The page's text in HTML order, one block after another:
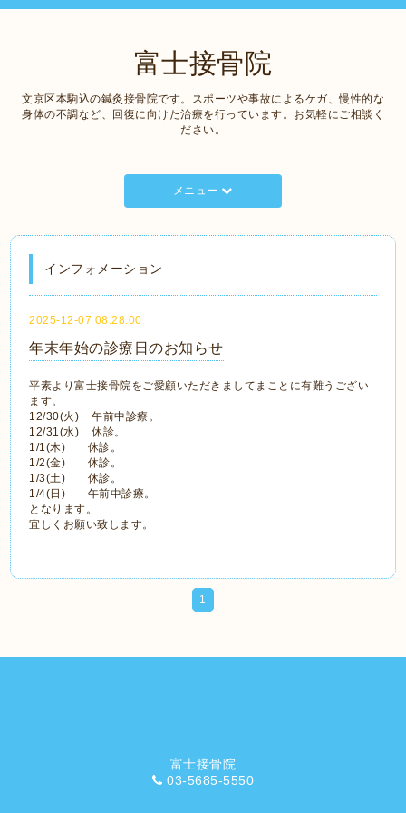
富士接骨院
文京区本駒込の鍼灸接骨院です。スポーツや事故によるケガ、慢性的な
身体の不調など、回復に向けた治療を行っています。お気軽にご相談く
ださい。
メニュー
インフォメーション
2025-12-07 08:28:00
年末年始の診療日のお知らせ
平素より富士接骨院をご愛顧いただきましてまことに有難うござい
ます。
12/30(火) 午前中診療。
12/31(水) 休診。
1/1(木) 休診。
1/2(金) 休診。
1/3(土) 休診。
1/4(日) 午前中診療。
となります。
宜しくお願い致します。
1
富士接骨院
03-5685-5550